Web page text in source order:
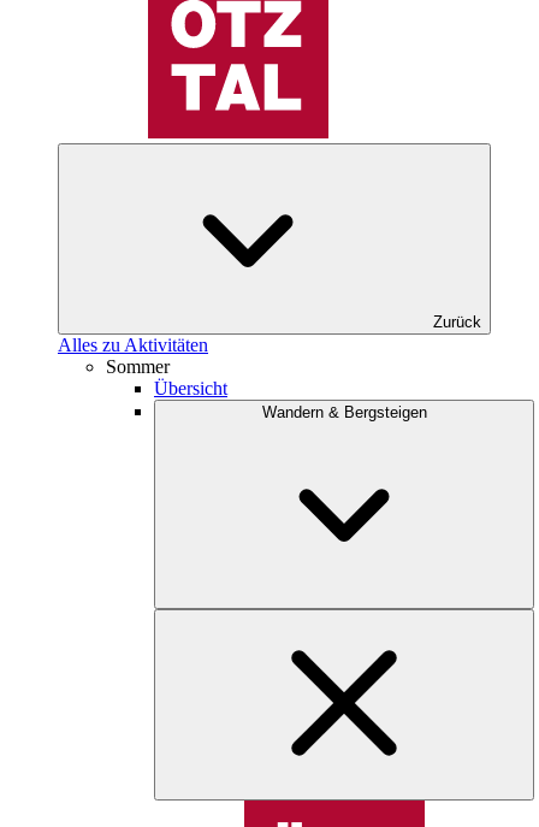
Zurück
Alles zu Aktivitäten
Sommer
Übersicht
Wandern & Bergsteigen